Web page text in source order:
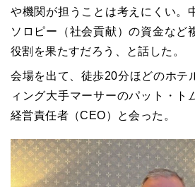
や機関が担うことは考えにくい。
ソロピー（社会貢献）の資金など
役割を果たすだろう、と話した。
会場を出て、徒歩20分ほどのホテ
ィング大手マーサーのパット・ト
経営責任者（CEO）と会った。